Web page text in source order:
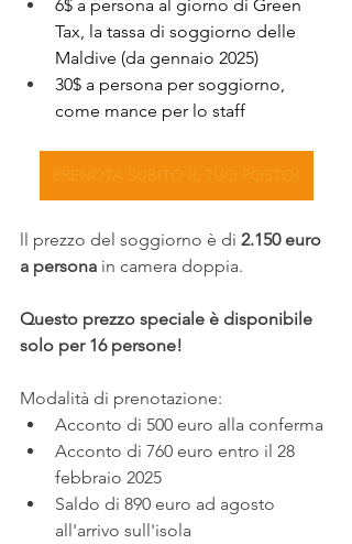
6$ a persona al giorno di Green
Tax, la tassa di soggiorno delle
Maldive (da gennaio 2025)
30$ a persona per soggiorno,
come mance per lo staff
ll prezzo del soggiorno è di 2.150 euro
a persona in camera doppia.
Questo prezzo speciale è disponibile
solo per 16 persone!
Modalità di prenotazione:
Acconto di 500 euro alla conferma
Acconto di 760 euro entro il 28
febbraio 2025
Saldo di 890 euro ad agosto
all'arrivo sull'isola